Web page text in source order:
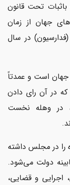
باثبات تحت قانون
جهان از زمان
در سال
جهان است و عمدتاً
در آن رای دادن
در وهله نخست
را در مجلس داشته
دولت می‌شود.
اجرایی و قضایی،